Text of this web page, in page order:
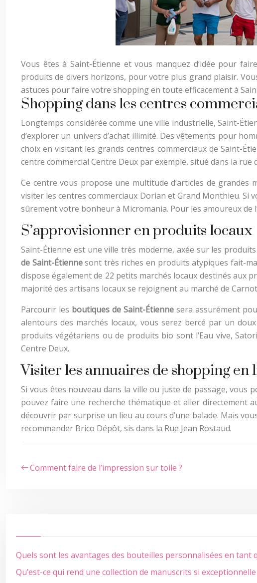
Vous êtes à Saint-Étienne et vous manquez d’idée pour
produits de divers horizons, pour votre plus grand plaisir.
astuces pour faire votre shopping en toute efficacement à
Shopping dans les centres
Longtemps considérée comme une ville industrielle, Saint-
d’explorer un univers d’achat illimité. Des vêtements pour
choix en visitant les grands centres commerciaux de Saint-
centre commercial Centre Deux par exemple, situé dans la rue
Ce centre vous propose une multitude d’articles de
visiter les centres commerciaux Dorian et Grand Monthieu.
sûrement votre bonheur à Micromania. Pour les amoureux
S’approvisionner en produits locaux
Saint-Étienne est une ville très moderne, axée sur les
de Saint-Étiennesont très riches en produits atypiques fait-
dispose également de 22 petits marchés locaux destinés aux
majorité des artisans locaux se rejoignent au marché de
Parcourir les boutiques de Saint-Étienne sera assurément
alentours des marchés locaux, vous serez bercé par un
produits végétariens ou de produits bio sont l’Eau vive,
Centre Deux.
Visiter les annuaires de shopping en
Si vous êtes nouveau dans la ville ou juste de passage, vous
pouvez faire une recherche thématique et aller directement
découvrir par surprise un lieu au cours d’une balade. Mais
recommander Brico Dépôt, sis dans la Rue Jean Rostaud.
Comment faire de l’impression sur toile ?
Quels sont les avantages des bouteilles personnalisées en tant
Qu’est-ce qui rend une collection de manuscrits si exceptionnelle